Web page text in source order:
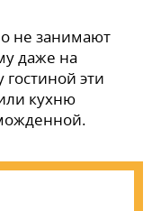
не занимают
даже на
эти
кухню